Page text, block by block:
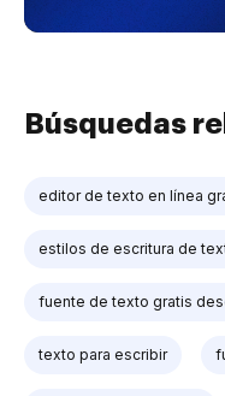
Búsquedas
editor de texto en línea
estilos de escritura de
fuente de texto gratis
texto para escribir